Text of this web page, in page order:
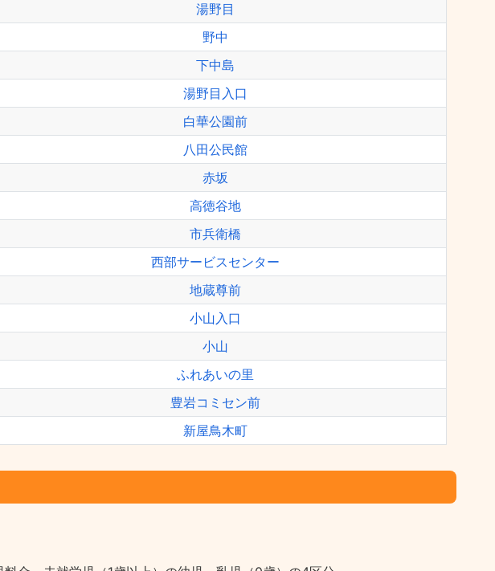
湯野目
野中
下中島
湯野目入口
白華公園前
八田公民館
赤坂
高徳谷地
市兵衛橋
西部サービスセンター
地蔵尊前
小山入口
小山
ふれあいの里
豊岩コミセン前
新屋鳥木町